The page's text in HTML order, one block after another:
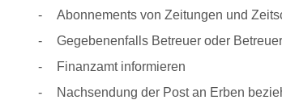
Abonnements von Zeitungen und
Gegebenenfalls Betreuer oder
Finanzamt informieren
Nachsendung der Post an Erben